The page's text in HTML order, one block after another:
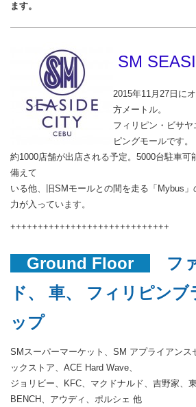
ます。
SM
2015年11月27日に
方メートル。
フィリピン・ビサ
ピングモールです。
約1000店舗が出店される予定。5000台駐車可
備えて
いる他、旧SMモールとの間を走る「Mybus
力が入っています。
+++++++++++++++++++++++++++++
Ground Floor
フ
ド、 車、 フィリピンブ
ップ
SMスーパーマーケット、SM アプライアンス
ックストア、ACE Hard Wave、
ジョリビー、KFC、マクドナルド、吉野家、
BENCH、アウディ、ポルシェ 他